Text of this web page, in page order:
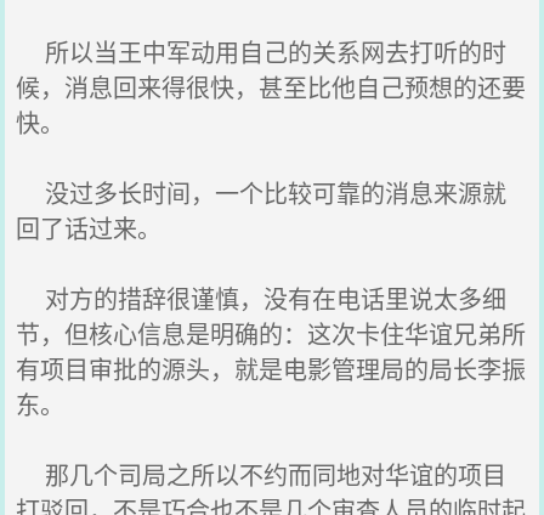
所以当王中军动用自己的关系网去打听的时
候，消息回来得很快，甚至比他自己预想的还要
快。
没过多长时间，一个比较可靠的消息来源就
回了话过来。
对方的措辞很谨慎，没有在电话里说太多细
节，但核心信息是明确的：这次卡住华谊兄弟所
有项目审批的源头，就是电影管理局的局长李振
东。
那几个司局之所以不约而同地对华谊的项目